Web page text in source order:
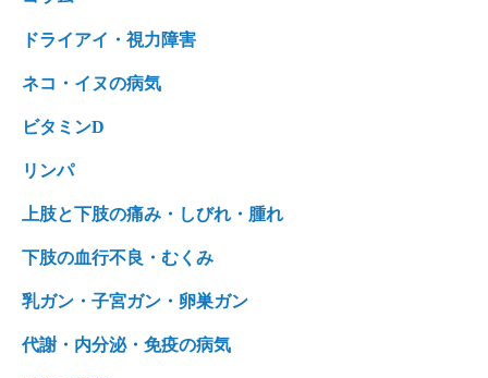
ドライアイ・視力障害
ネコ・イヌの病気
ビタミンD
リンパ
上肢と下肢の痛み・しびれ・腫れ
下肢の血行不良・むくみ
乳ガン・子宮ガン・卵巣ガン
代謝・内分泌・免疫の病気